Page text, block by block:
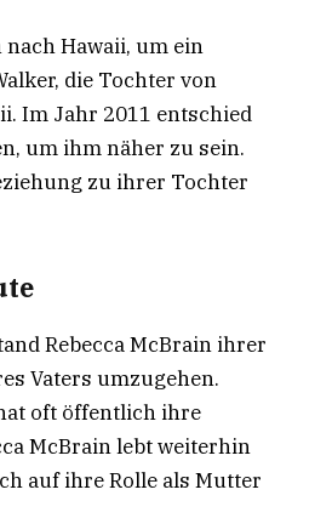
Hawaii, um ein
die Tochter von
Im Jahr 2011 entschied
um ihm näher zu sein.
zu ihrer Tochter
Rebecca McBrain ihrer
Vaters umzugehen.
oft öffentlich ihre
McBrain lebt weiterhin
auf ihre Rolle als Mutter